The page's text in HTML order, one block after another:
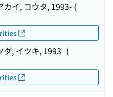
カイ, コウタ, 1993- (
ダ, イツキ, 1993- (